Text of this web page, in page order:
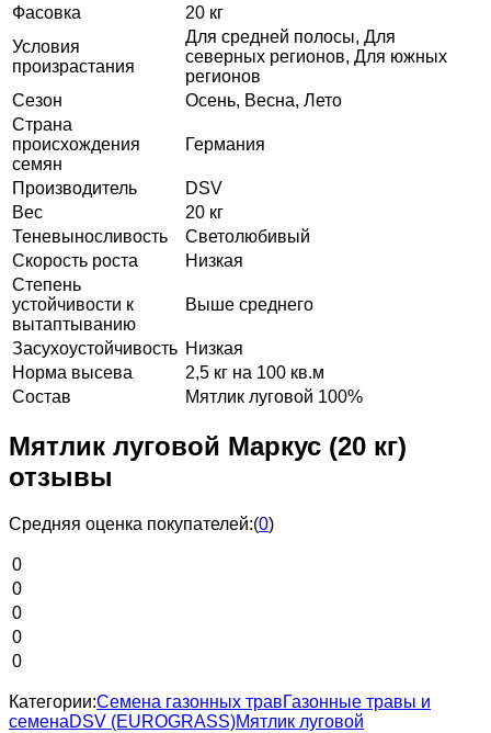
Фасовка
20 кг
Условия
произрастания
Для средней полосы, Для
северных регионов, Для южных
регионов
Сезон
Осень, Весна, Лето
Страна
происхождения
семян
Германия
Производитель
DSV
Вес
20 кг
Теневыносливость
Светолюбивый
Скорость роста
Низкая
Степень
устойчивости к
вытаптыванию
Выше среднего
Засухоустойчивость Низкая
Норма высева
2,5 кг на 100 кв.м
Состав
Мятлик луговой 100%
Мятлик луговой Маркус (20 кг)
отзывы
Средняя оценка покупателей:(0)
0
0
0
0
0
Категории:Семена газонных травГазонные травы и
семенаDSV (EUROGRASS)Мятлик луговой